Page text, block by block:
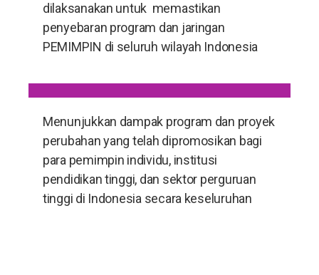
dilaksanakan untuk memastikan
penyebaran program dan jaringan
PEMIMPIN di seluruh wilayah Indonesia
Menunjukkan dampak program dan proyek
perubahan yang telah dipromosikan bagi
para pemimpin individu, institusi
pendidikan tinggi, dan sektor perguruan
tinggi di Indonesia secara keseluruhan